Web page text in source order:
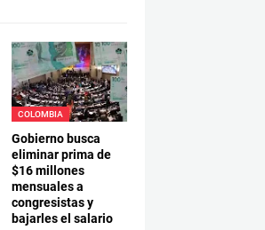
COLOMBIA
Gobierno busca
eliminar prima de
$16 millones
mensuales a
congresistas y
bajarles el salario